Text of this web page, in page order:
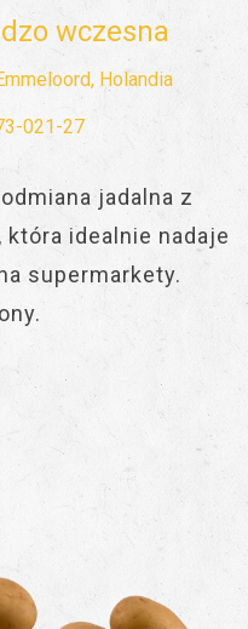
wczesna
Holandia
021-27
jadalna z
która idealnie nadaje
supermarkety.